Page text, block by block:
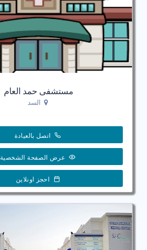
مستشفى حمد العام
السد
اتصل بالعيادة
عرض الصفحة الشخصية
احجز اونلاين